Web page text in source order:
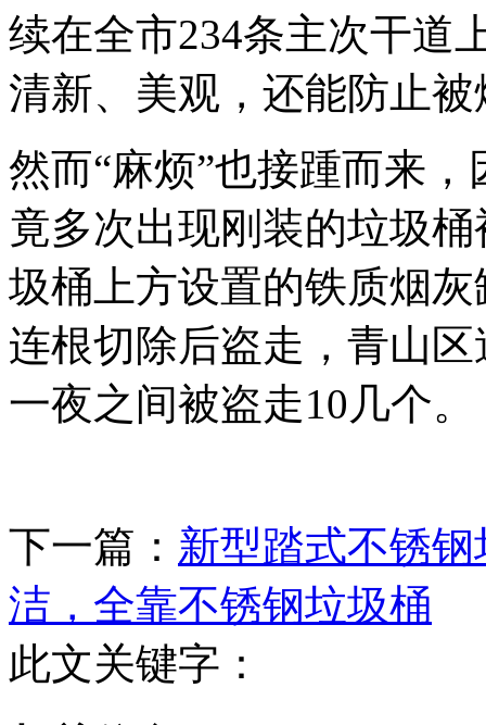
续在全市234条主次干道
清新、美观，还能防止
然而“麻烦”也接踵而来
竟多次出现刚装的垃圾
圾桶上方设置的铁质烟
连根切除后盗走，青山
一夜之间被盗走10几个。
下一篇： 新型踏式不锈
洁，全靠不锈钢垃圾桶
此文关键字：